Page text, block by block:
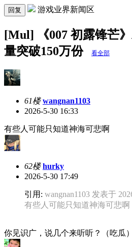
回复 游戏业界新闻区
[Mul] 《007 初露锋芒
量突破150万份
看全部
61楼 wangnan1103
2026-5-30 16:33
有些人可能只知道神海可悲啊
62楼 hurky
2026-5-30 17:49
引用: wangnan1103 发表于
有些人可能只知道神海可悲啊
你见识广，说几个来听听？（吃瓜）